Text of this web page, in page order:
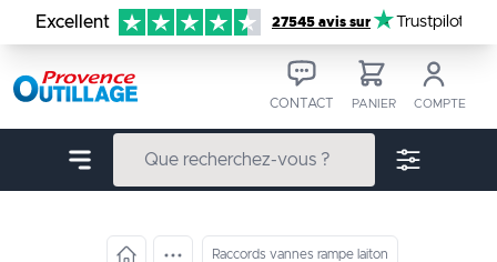
Aller au contenu
Excellent 27545 avis sur Trustpilot
CONTACT PANIER COMPTE
Raccords vannes rampe laiton